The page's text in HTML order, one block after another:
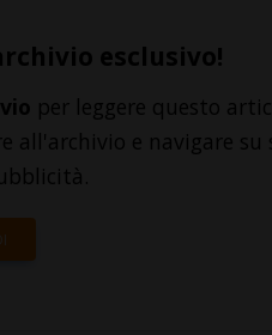
esclusivo!
per leggere questo
all'archivio e navigare su